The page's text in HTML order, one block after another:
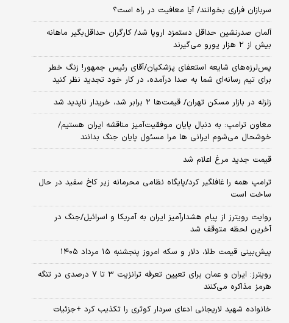
سربازان فراری بخوانند/ آیا معافیت در راه است؟
آلمان صدرنشین حداقل دستمزد اروپا شد/ کارگران حداقل‌بگیر ماهانه
بیش از ۲ هزار یورو می‌گیرند
پس‌لرزه‌های شایعه استعفای پزشکیان/آقای رئیس جمهور! زنگ خطر
برای تیم رسانه‌ای شما به صدا درآمده، در کار خود تجدید نظر کنید
زلزله در بازار مسکن تهران/ قیمت‌ها ۲ برابر شد، خریدار ناپدید شد
معاون ترامپ: به دنبال پایان موفقیت‌آمیز مناقشه ایران هستیم/
خوشحال می‌شوم ایرانی ها مرا مسئول پایان جنگ بدانند
قیمت جدید مرغ اعلام شد
ترامپ همه را غافلگیر کرد/پایگاه نظامی محرمانه زیر کاخ سفید در حال
ساخت است
روایت رویترز از پیام هشدارآمیز ایران به آمریکا و اسرائیل/جنگ در
آخرین لحظه متوقف شد
پیش‌بینی قیمت طلا، دلار و سکه امروز پنجشنبه ۱۵ مرداد ۱۴۰۵
رویترز: ایران و عمان برای تعیین تعرفه ترانزیت ۳ تا ۷ درصدی در تنگه
هرمز مذاکره می‌کنند
خانواده شهید لاریجانی ادعای سردار کوثری را تکذیب کرد +جزئیات